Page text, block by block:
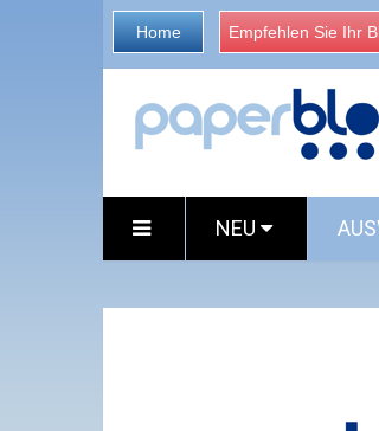
Home Empfehlen Sie Ihr
NEU